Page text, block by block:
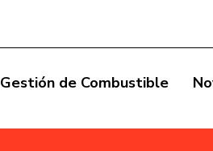
Gestión de Combustible